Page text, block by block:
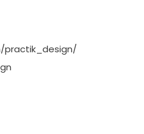
practik_design/